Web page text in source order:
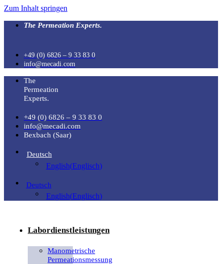
Zum Inhalt springen
The Permeation Experts.
+49 (0) 6826 – 9 33 83 0
info@mecadi.com
The
Permeation
Experts.
+49 (0) 6826 – 9 33 83 0
info@mecadi.com
Bexbach (Saar)
Deutsch
English(Englisch)
Deutsch
English(Englisch)
Labordienstleistungen
Manometrische
Permeationsmessung